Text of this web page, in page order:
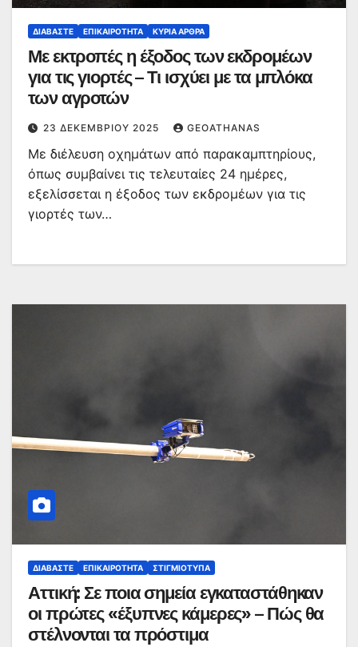
ΔΙΑΒΆΣΤΕ ΕΠΙΚΑΙΡΌΤΗΤΑ ΚΥΡΙΑ ΑΡΘΡΑ
Με εκτροπές η έξοδος των εκδρομέων
για τις γιορτές – Τι ισχύει με τα μπλόκα
των αγροτών
23 ΔΕΚΕΜΒΡΊΟΥ 2025 GEOATHANAS
Με διέλευση οχημάτων από παρακαμπτηρίους,
όπως συμβαίνει τις τελευταίες 24 ημέρες,
εξελίσσεται η έξοδος των εκδρομέων για τις
γιορτές των…
ΔΙΑΒΆΣΤΕ ΕΠΙΚΑΙΡΌΤΗΤΑ ΣΤΙΓΜΙΌΤΥΠΑ
Αττική: Σε ποια σημεία εγκαταστάθηκαν
οι πρώτες «έξυπνες κάμερες» – Πώς θα
στέλνονται τα πρόστιμα